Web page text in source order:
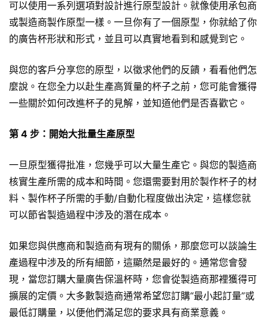
可以使用一系列選項對設計進行原型設計。就像使用承包商
或製造商製作原型一樣。一旦你有了一個原型，你就給了你
的廣告杯形狀和形式，並且可以真實地看到和感覺到它。
與您的客戶分享您的原型，以徵求他們的反饋，看看他們怎
麼說。在您全力以赴生產高質量的杯子之前，您可能會獲得
一些關於如何改進杯子的見解，並知道他們是否喜歡它。
第 4 步：開始大批量生產原型
一旦原型獲得批准，您幾乎可以大量生產它。與您的製造商
核實生產所需的成本和時間。您還需要對用於製作杯子的材
料、製作杯子所需的手動/自動化程度做出決定，這樣您就
可以節省製造過程中涉及的潛在成本。
如果您與供應商和製造商有現有的關係，那麼您可以談論生
產過程中涉及的所有細節，這顯然是最好的。通常您會發
現，當您訂購大量廣告保溫杯時，您會從製造商那裡獲得可
擴展的定價。大多數製造商通常希望您訂購“最小起訂量”或
最低訂購量，以便他們滿足您的要求具有商業意義。